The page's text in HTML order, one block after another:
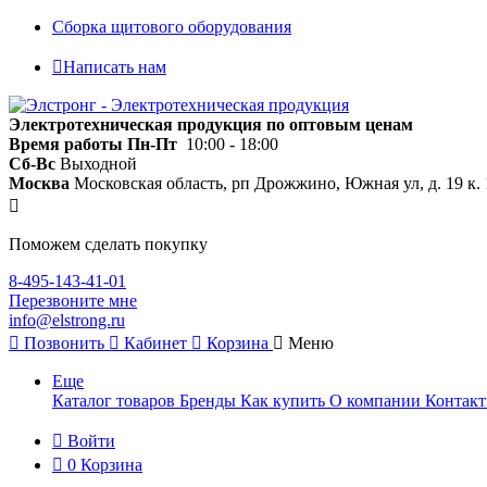
Сборка щитового оборудования
Написать нам
Электротехническая продукция по оптовым ценам
Время работы Пн-Пт 10:00 - 18:00
Сб-Вс Выходной
Москва Московская область, рп Дрожжино, Южная ул, д. 19 к.
Поможем сделать покупку
8-495-143-41-01
Перезвоните мне
info@elstrong.ru
Позвонить
Кабинет Корзина Меню
Еще
Каталог товаров Бренды Как купить О компании
Войти
0 Корзина